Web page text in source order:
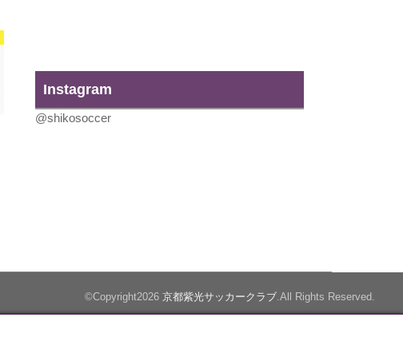
Instagram
@shikosoccer
©Copyright2026 京都紫光サッカークラブ .All Rights Reserved.